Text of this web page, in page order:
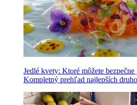
Jedlé kvety: Ktoré môžete
Kompletný prehľad najlepších